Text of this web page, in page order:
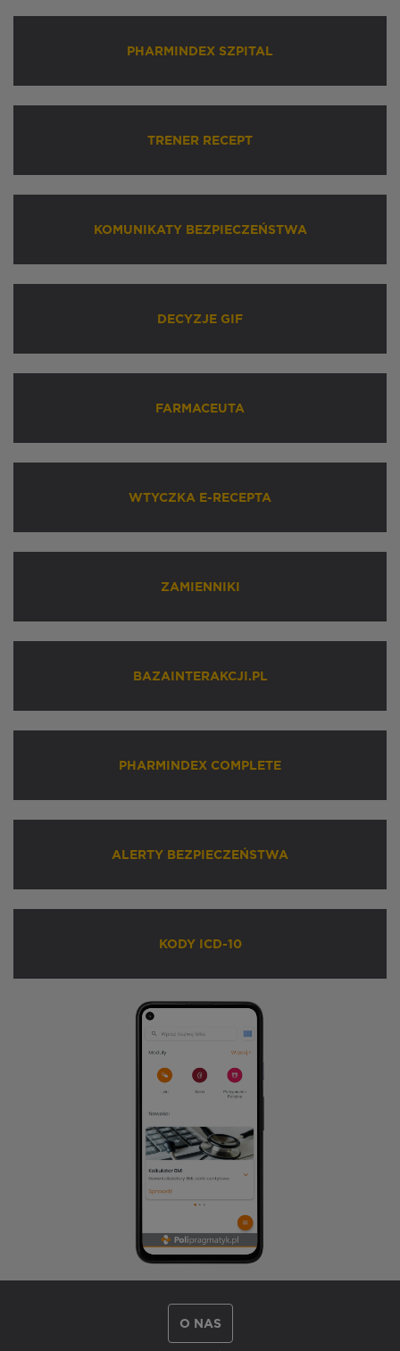
PHARMINDEX SZPITAL
TRENER RECEPT
KOMUNIKATY BEZPIECZEŃSTWA
DECYZJE GIF
FARMACEUTA
WTYCZKA E-RECEPTA
ZAMIENNIKI
BAZAINTERAKCJI.PL
PHARMINDEX COMPLETE
ALERTY BEZPIECZEŃSTWA
KODY ICD-10
O NAS